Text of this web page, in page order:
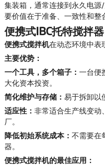
集装箱，通常连接到永久电
要价值在于准备、一致性和整
便携式IBC托特搅拌
便携式搅拌机在动态环境中表
主要优势：
一个工具，多个箱子： 一台便
大化资本投资。
简化维护与存储： 易于拆卸以
适应性： 非常适合生产线变动
厂。
降低初始系统成本： 不需要在
器。
便携式搅拌机的最佳应用：